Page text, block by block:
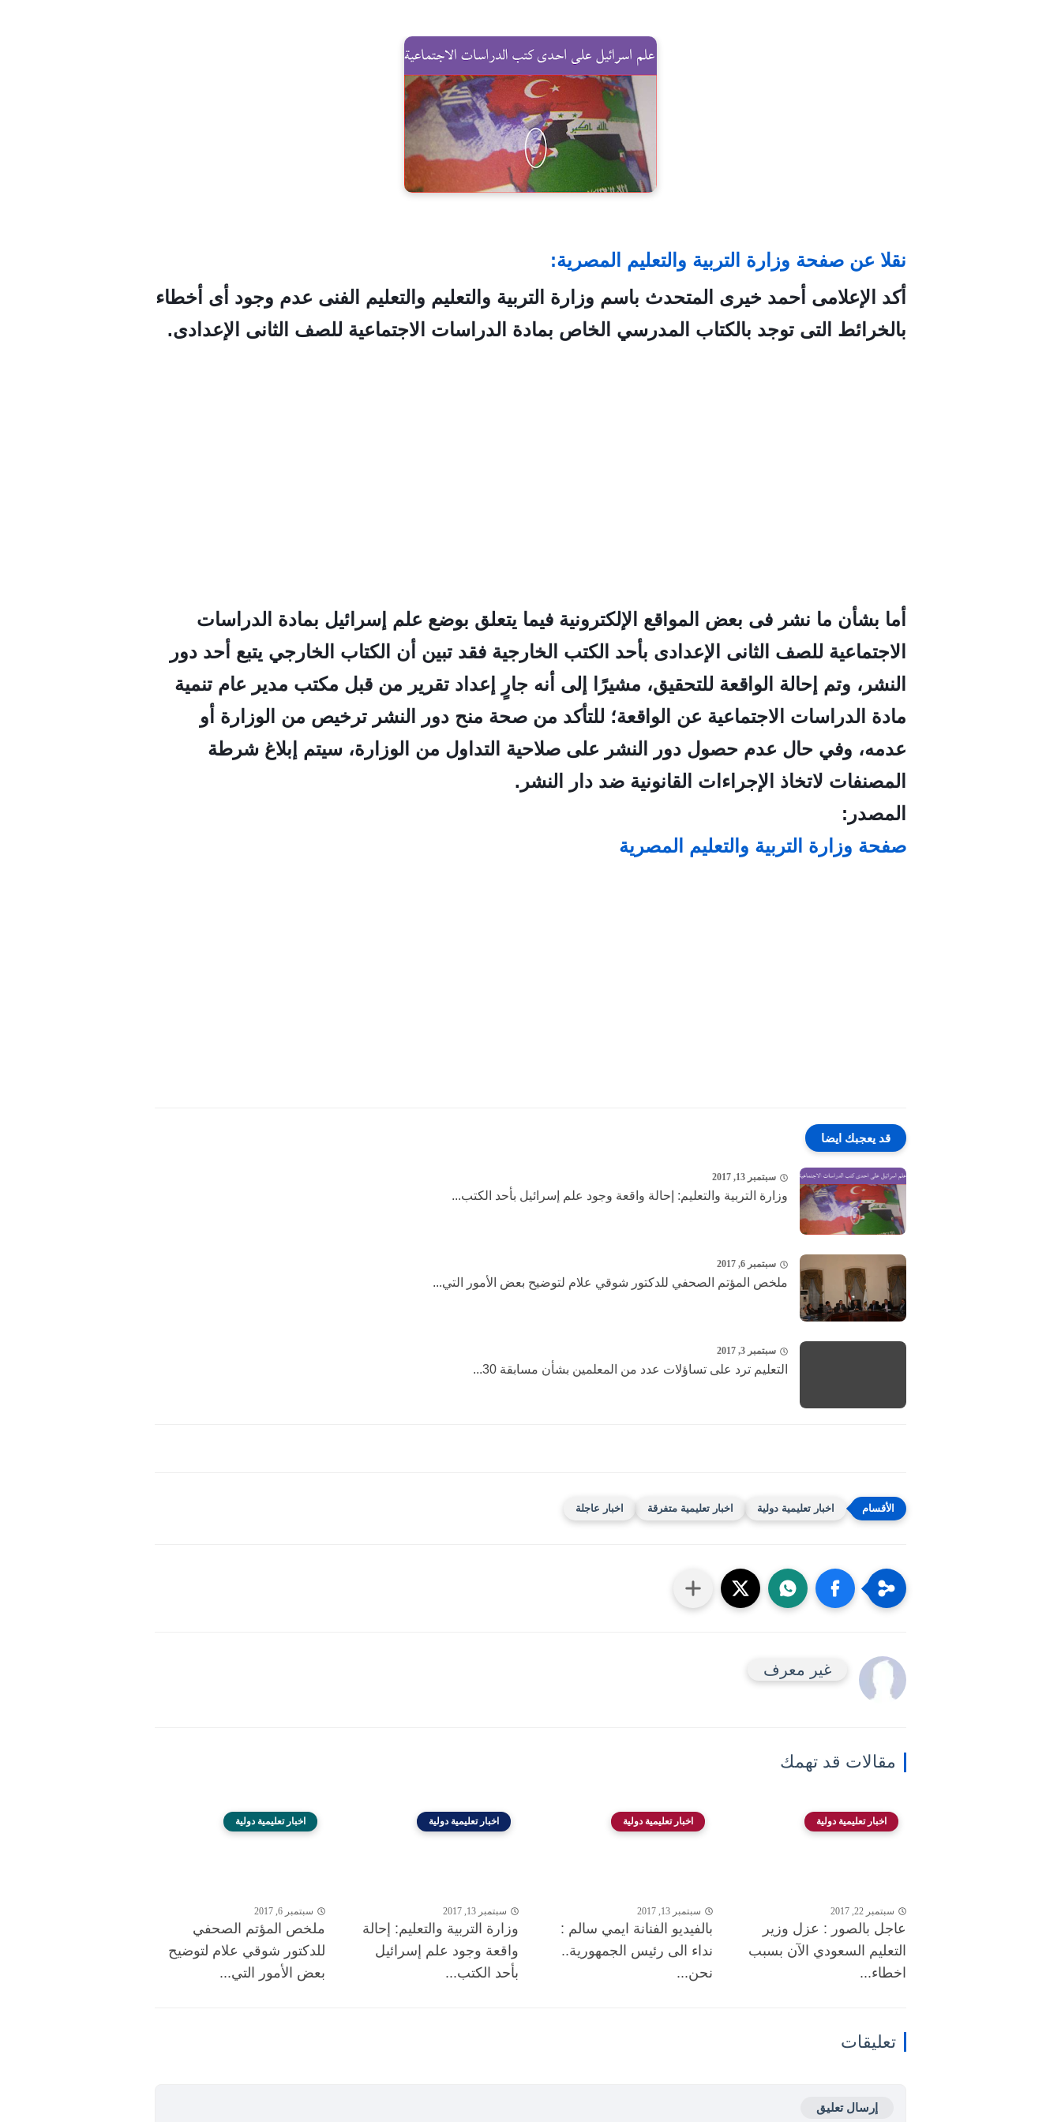
نقلا عن صفحة وزارة التربية والتعليم المصرية:
أكد اﻹعلامى أحمد خيرى المتحدث باسم وزارة التربية والتعليم والتعليم الفنى عدم وجود أى أخطاء
بالخرائط التى توجد بالكتاب المدرسي الخاص بمادة الدراسات اﻻجتماعية للصف الثانى الإعدادى.
أما بشأن ما نشر فى بعض المواقع الإلكترونية فيما يتعلق بوضع علم إسرائيل بمادة الدراسات
اﻻجتماعية للصف الثانى الإعدادى بأحد الكتب الخارجية فقد تبين أن الكتاب الخارجي يتبع أحد دور
النشر، وتم إحالة الواقعة للتحقيق، مشيرًا إلى أنه جارٍ إعداد تقرير من قبل مكتب مدير عام تنمية
مادة الدراسات الاجتماعية عن الواقعة؛ للتأكد من صحة منح دور النشر ترخيص من الوزارة أو
عدمه، وفي حال عدم حصول دور النشر على صلاحية التداول من الوزارة، سيتم إبلاغ شرطة
المصنفات لاتخاذ الإجراءات القانونية ضد دار النشر.
المصدر:
صفحة وزارة التربية والتعليم المصرية
قد يعجبك ايضا
سبتمبر 13, 2017
وزارة التربية والتعليم: إحالة واقعة وجود علم إسرائيل بأحد الكتب...
سبتمبر 6, 2017
ملخص المؤتم الصحفي للدكتور شوقي علام لتوضيح بعض الأمور التي...
سبتمبر 3, 2017
التعليم ترد على تساؤلات عدد من المعلمين بشأن مسابقة 30...
اخبار تعليمية دولية اخبار تعليمية متفرقة اخبار عاجلة
غير معرف
مقالات قد تهمك
اخبار تعليمية دولية
سبتمبر 22, 2017
عاجل بالصور : عزل وزير
التعليم السعودي الآن بسبب
اخطاء...
اخبار تعليمية دولية
سبتمبر 13, 2017
بالفيديو الفنانة ايمي سالم :
نداء الى رئيس الجمهورية..
نحن...
اخبار تعليمية دولية
سبتمبر 13, 2017
وزارة التربية والتعليم: إحالة
واقعة وجود علم إسرائيل
بأحد الكتب...
اخبار تعليمية دولية
سبتمبر 6, 2017
ملخص المؤتم الصحفي
للدكتور شوقي علام لتوضيح
بعض الأمور التي...
تعليقات
إرسال تعليق